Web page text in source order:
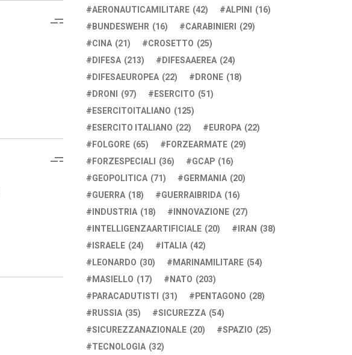
AERONAUTICAMILITARE (42) ALPINI (16)
BUNDESWEHR (16) CARABINIERI (29)
CINA (21) CROSETTO (25)
DIFESA (213) DIFESAAEREA (24)
DIFESAEUROPEA (22) DRONE (18)
DRONI (97) ESERCITO (51)
ESERCITOITALIANO (125)
ESERCITO ITALIANO (22) EUROPA (22)
FOLGORE (65) FORZEARMATE (29)
FORZESPECIALI (36) GCAP (16)
GEOPOLITICA (71) GERMANIA (20)
GUERRA (18) GUERRAIBRIDA (16)
INDUSTRIA (18) INNOVAZIONE (27)
INTELLIGENZAARTIFICIALE (20) IRAN (38)
ISRAELE (24) ITALIA (42)
LEONARDO (30) MARINAMILITARE (54)
MASIELLO (17) NATO (203)
PARACADUTISTI (31) PENTAGONO (28)
RUSSIA (35) SICUREZZA (54)
SICUREZZANAZIONALE (20) SPAZIO (25)
TECNOLOGIA (32)